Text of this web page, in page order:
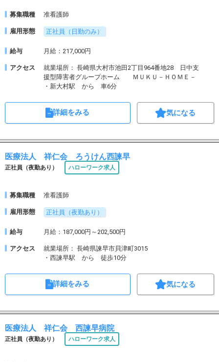
募集職種 准看護師
雇用形態 正社員（日勤のみ）
給与 月給：217,000円
アクセス
就業場所： 長崎県大村市池田2丁目964番地28 日中支
援型障害者グループホーム ＭＵＫＵ－ＨＯＭＥ－
・新大村駅 から 車6分
詳細をみる 気になる
医療法人 祥仁会 ろうけん西諫早
正社員（夜勤あり） ハローワーク求人
募集職種 准看護師
雇用形態 正社員（夜勤あり）
給与 月給：187,000円～202,500円
アクセス
就業場所： 長崎県諫早市貝津町3015
・西諫早駅 から 徒歩10分
詳細をみる 気になる
医療法人 祥仁会 西諫早病院
正社員（夜勤あり） ハローワーク求人